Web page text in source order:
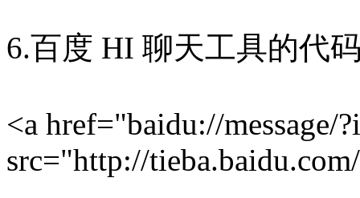
6.百度 HI 聊天工具的代
<a href="baidu://message/
src="http://